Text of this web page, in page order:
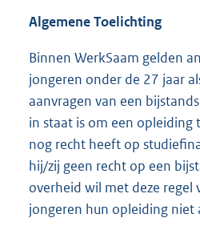
Algemene Toelichting
Binnen WerkSaam gelden
jongeren onder de 27 jaar
aanvragen van een
in staat is om een opleiding
nog recht heeft op
hij/zij geen recht op een
overheid wil met deze
jongeren hun opleiding niet